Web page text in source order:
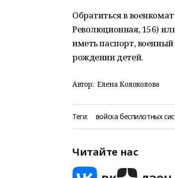
Обратиться в
Революционная, 156)
иметь паспорт,
рождении детей.
Автор: Елена Колоколова
Теги: войска беспилотных
Читайте нас